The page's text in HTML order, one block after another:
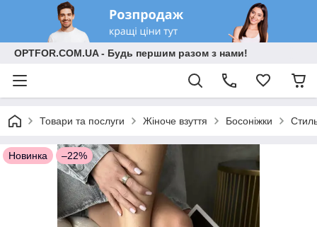
OPTFOR.COM.UA - Будь першим разом з нами!
Товари та послуги Жіноче взуття Босоніжки
Новинка –22%